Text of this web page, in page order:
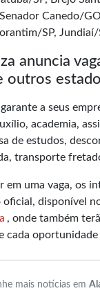
Canedo/
SP,
anuncia
outros
a seus
academia,
de estudos,
transporte
em uma vaga, os
oficial, disponível
, onde também
cada oportunidade
mais notícias em